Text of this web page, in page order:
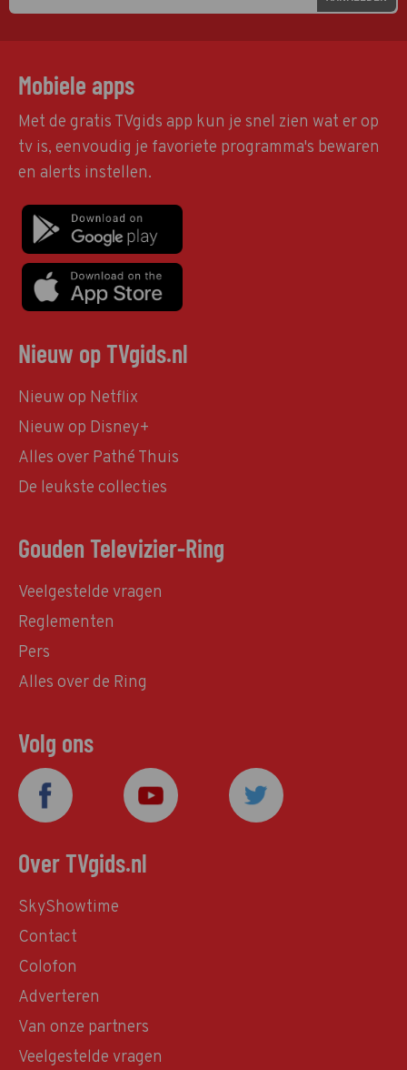
Mobiele apps
Met de gratis TVgids app kun je snel zien wat er op
tv is, eenvoudig je favoriete programma's bewaren
en alerts instellen.
Nieuw op TVgids.nl
Nieuw op Netflix
Nieuw op Disney+
Alles over Pathé Thuis
De leukste collecties
Gouden Televizier-Ring
Veelgestelde vragen
Reglementen
Pers
Alles over de Ring
Volg ons
Over TVgids.nl
SkyShowtime
Contact
Colofon
Adverteren
Van onze partners
Veelgestelde vragen